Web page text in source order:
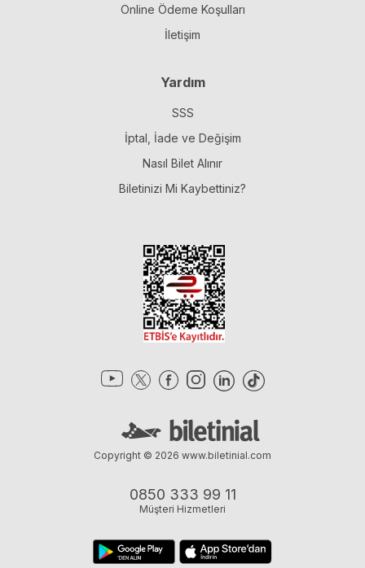
Online Ödeme Koşulları
İletişim
Yardım
SSS
İptal, İade ve Değişim
Nasıl Bilet Alınır
Biletinizi Mi Kaybettiniz?
0850 333 99 11
Müşteri Hizmetleri
Copyright © 2026 www.biletinial.com